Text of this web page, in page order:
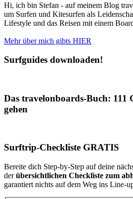
Hi, ich bin Stefan - auf meinem Blog
um Surfen und Kitesurfen als
Lifestyle und das Reisen mit einem
Mehr über mich gibts HIER
Surfguides downloaden!
Das travelonboards-Buch: 111
gehen
Surftrip-Checkliste GRATIS
Bereite dich Step-by-Step auf deine
derübersichtlichen Checkliste zum
garantiert nichts auf dem Weg ins Line-